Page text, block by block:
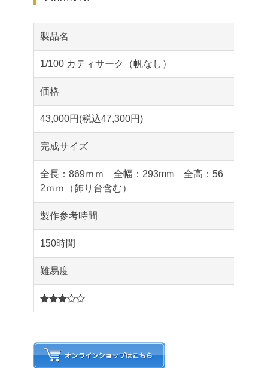
製品名
1/100 カティサーク（帆なし）
価格
43,000円(税込47,300円)
完成サイズ
全長：869ｍｍ 全幅：293mm 全高：56
2ｍｍ（飾り台含む）
製作参考時間
150時間
難易度